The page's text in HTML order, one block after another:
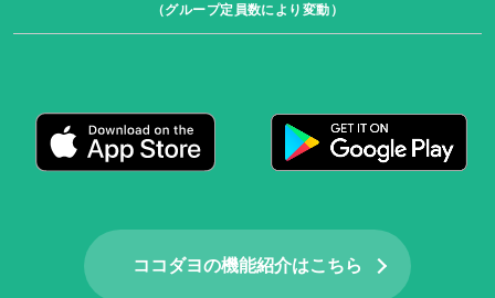
（グループ定員数により変動）
ココダヨの機能紹介はこちら